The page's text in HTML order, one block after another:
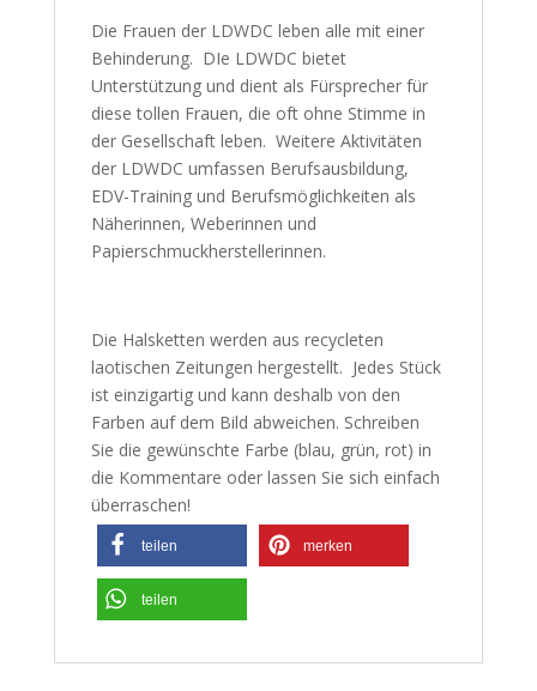
Die Frauen der LDWDC leben alle mit einer
Behinderung. DIe LDWDC bietet
Unterstützung und dient als Fürsprecher für
diese tollen Frauen, die oft ohne Stimme in
der Gesellschaft leben. Weitere Aktivitäten
der LDWDC umfassen Berufsausbildung,
EDV-Training und Berufsmöglichkeiten als
Näherinnen, Weberinnen und
Papierschmuckherstellerinnen.
Die Halsketten werden aus recycleten
laotischen Zeitungen hergestellt. Jedes Stück
ist einzigartig und kann deshalb von den
Farben auf dem Bild abweichen. Schreiben
Sie die gewünschte Farbe (blau, grün, rot) in
die Kommentare oder lassen Sie sich einfach
überraschen!
teilen merken
teilen